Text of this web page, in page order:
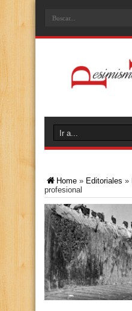
Home » Editoriales »
profesional